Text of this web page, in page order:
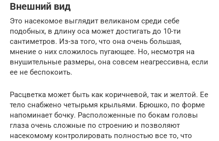
Внешний вид
Это насекомое выглядит великаном среди себе
подобных, в длину оса может достигать до 10-ти
сантиметров. Из-за того, что она очень большая,
мнение о них сложилось пугающее. Но, несмотря на
внушительные размеры, она совсем неагрессивна, если
ее не беспокоить.
Расцветка может быть как коричневой, так и желтой. Ее
тело снабжено четырьмя крыльями. Брюшко, по форме
напоминает бочку. Расположенные по бокам головы
глаза очень сложные по строению и позволяют
насекомому контролировать полностью все то, что